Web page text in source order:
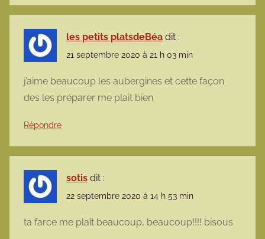
les petits platsdeBéa dit :
21 septembre 2020 à 21 h 03 min
j’aime beaucoup les aubergines et cette façon
des les préparer me plait bien
Répondre
sotis dit :
22 septembre 2020 à 14 h 53 min
ta farce me plaît beaucoup, beaucoup!!!! bisous